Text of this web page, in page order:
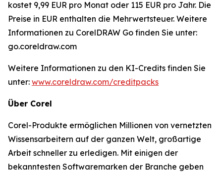
kostet 9,99 EUR pro Monat oder 115 EUR pro Jahr. Die
Preise in EUR enthalten die Mehrwertsteuer. Weitere
Informationen zu CorelDRAW Go finden Sie unter:
go.coreldraw.com
Weitere Informationen zu den KI-Credits finden Sie
unter: www.coreldraw.com/creditpacks
Über Corel
Corel-Produkte ermöglichen Millionen von vernetzten
Wissensarbeitern auf der ganzen Welt, großartige
Arbeit schneller zu erledigen. Mit einigen der
bekanntesten Softwaremarken der Branche geben